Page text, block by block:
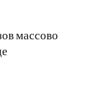
массово